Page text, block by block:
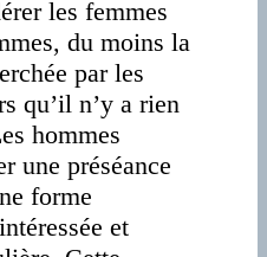
les femmes
du moins la
par les
qu’il n’y a rien
hommes
une préséance
forme
et